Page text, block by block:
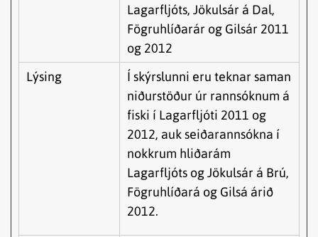
Lagarfljóts, Jökulsár á Dal,
Fögruhlíðarár og Gilsár 2011
og 2012
Lýsing
Í skýrslunni eru teknar saman
niðurstöður úr rannsóknum á
fiski í Lagarfljóti 2011 og
2012, auk seiðarannsókna í
nokkrum hliðarám
Lagarfljóts og Jökulsár á Brú,
Fögruhlíðará og Gilsá árið
2012.